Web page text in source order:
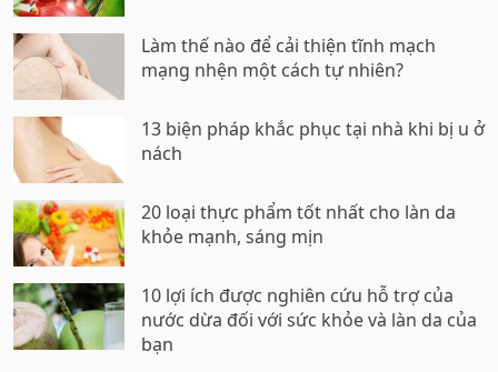
Làm thế nào để cải thiện tĩnh mạch
mạng nhện một cách tự nhiên?
13 biện pháp khắc phục tại nhà khi bị u ở
nách
20 loại thực phẩm tốt nhất cho làn da
khỏe mạnh, sáng mịn
10 lợi ích được nghiên cứu hỗ trợ của
nước dừa đối với sức khỏe và làn da của
bạn